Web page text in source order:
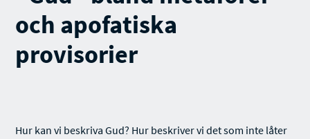
och apofatiska
provisorier
Hur kan vi beskriva Gud? Hur beskriver vi det som inte låter